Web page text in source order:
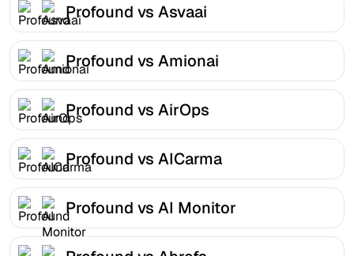
Profound vs Asvaai
Profound vs Amionai
Profound vs AirOps
Profound vs AICarma
Profound vs AI Monitor